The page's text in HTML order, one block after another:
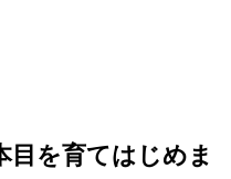
目を育てはじめま